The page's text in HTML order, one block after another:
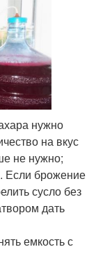
нужно
на вкус
не нужно;
Если брожение
сусло без
дать
емкость с